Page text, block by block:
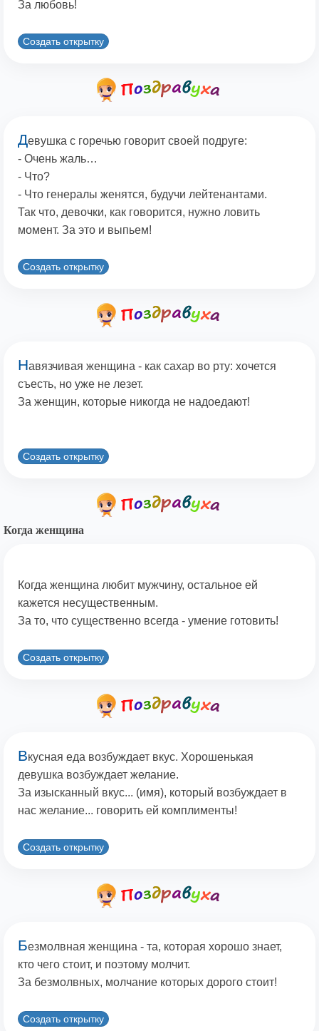
За любовь!
Создать открытку
Девушка с горечью говорит своей подруге:
- Очень жаль…
- Что?
- Что генералы женятся, будучи лейтенантами.
Так что, девочки, как говорится, нужно ловить
момент. За это и выпьем!
Создать открытку
Навязчивая женщина - как сахар во рту: хочется
съесть, но уже не лезет.
За женщин, которые никогда не надоедают!
Создать открытку
Когда женщина
Когда женщина любит мужчину, остальное ей
кажется несущественным.
За то, что существенно всегда - умение готовить!
Создать открытку
Вкусная еда возбуждает вкус. Хорошенькая
девушка возбуждает желание.
За изысканный вкус... (имя), который возбуждает в
нас желание... говорить ей комплименты!
Создать открытку
Безмолвная женщина - та, которая хорошо знает,
кто чего стоит, и поэтому молчит.
За безмолвных, молчание которых дорого стоит!
Создать открытку